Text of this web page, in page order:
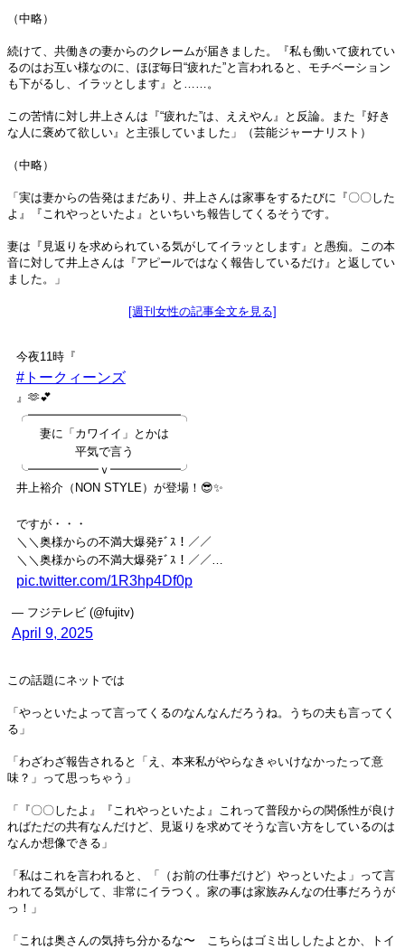
（中略）
続けて、共働きの妻からのクレームが届きました。『私も働いて疲れてい
るのはお互い様なのに、ほぼ毎日“疲れた”と言われると、モチベーション
も下がるし、イラッとします』と……。
この苦情に対し井上さんは『“疲れた”は、ええやん』と反論。また『好き
な人に褒めて欲しい』と主張していました」（芸能ジャーナリスト）
（中略）
「実は妻からの告発はまだあり、井上さんは家事をするたびに『〇〇した
よ』『これやっといたよ』といちいち報告してくるそうです。
妻は『見返りを求められている気がしてイラッとします』と愚痴。この本
音に対して井上さんは『アピールではなく報告しているだけ』と返してい
ました。」
[週刊女性の記事全文を見る]
今夜11時『
#トークィーンズ
』🫶💕
╭━━━━━━━━━━━━━╮
妻に「カワイイ」とかは
平気で言う
╰━━━━━━ｖ━━━━━━╯
井上裕介（NON STYLE）が登場！😎✨
ですが・・・
＼＼奥様からの不満大爆発ﾃﾞｽ！／／
＼＼奥様からの不満大爆発ﾃﾞｽ！／／…
pic.twitter.com/1R3hp4Df0p
— フジテレビ (@fujitv)
April 9, 2025
この話題にネットでは
「やっといたよって言ってくるのなんなんだろうね。うちの夫も言ってく
る」
「わざわざ報告されると「え、本来私がやらなきゃいけなかったって意
味？」って思っちゃう」
「『〇〇したよ』『これやっといたよ』これって普段からの関係性が良け
ればただの共有なんだけど、見返りを求めてそうな言い方をしているのは
なんか想像できる」
「私はこれを言われると、「（お前の仕事だけど）やっといたよ」って言
われてる気がして、非常にイラつく。家の事は家族みんなの仕事だろうが
っ！」
「これは奥さんの気持ち分かるな〜 こちらはゴミ出ししたよとか、トイ